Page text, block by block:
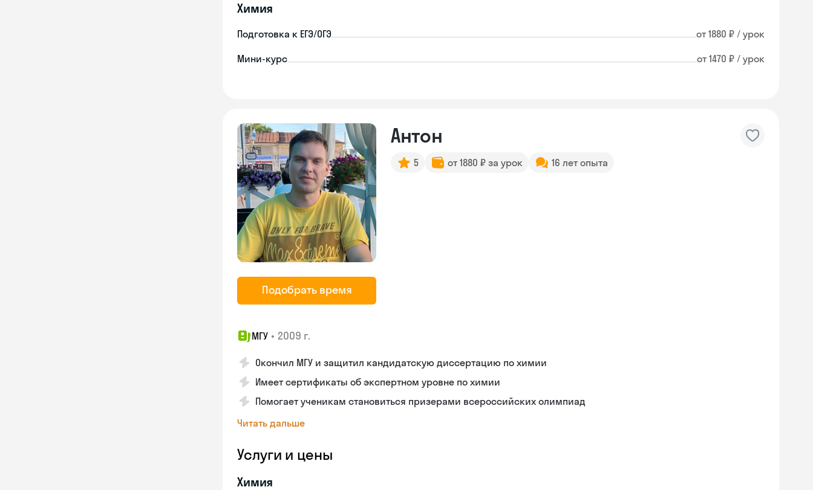
Химия
Подготовка к ЕГЭ/ОГЭ от 1880 ₽ / урок
Мини-курс от 1470 ₽ / урок
Подобрать время
Антон
5 от 1880 ₽ за урок 16 лет опыта
МГУ • 2009 г.
Окончил МГУ и защитил кандидатскую диссертацию по химии
Имеет сертификаты об экспертном уровне по химии
Помогает ученикам становиться призерами всероссийских олимпиад
Читать дальше
Услуги и цены
Химия